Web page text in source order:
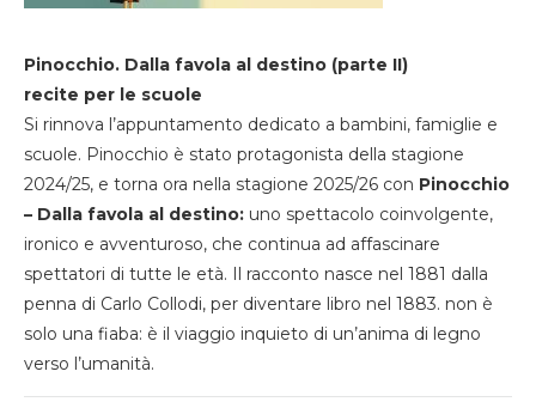
Pinocchio. Dalla favola al destino (parte II)
recite per le scuole
Si rinnova l’appuntamento dedicato a bambini, famiglie e
scuole. Pinocchio è stato protagonista della stagione
2024/25, e torna ora nella stagione 2025/26 con Pinocchio
– Dalla favola al destino: uno spettacolo coinvolgente,
ironico e avventuroso, che continua ad affascinare
spettatori di tutte le età. Il racconto nasce nel 1881 dalla
penna di Carlo Collodi, per diventare libro nel 1883. non è
solo una fiaba: è il viaggio inquieto di un’anima di legno
verso l’umanità.